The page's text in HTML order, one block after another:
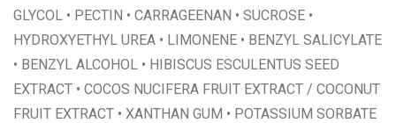
GLYCOL • PECTIN • CARRAGEENAN • SUCROSE •
HYDROXYETHYL UREA • LIMONENE • BENZYL SALICYLATE
• BENZYL ALCOHOL • HIBISCUS ESCULENTUS SEED
EXTRACT • COCOS NUCIFERA FRUIT EXTRACT / COCONUT
FRUIT EXTRACT • XANTHAN GUM • POTASSIUM SORBATE